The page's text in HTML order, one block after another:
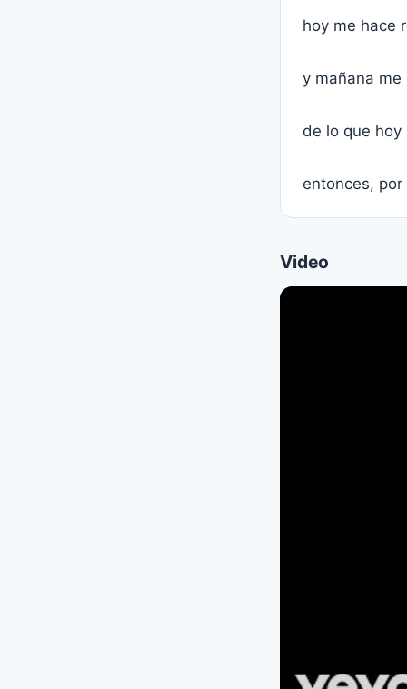
hoy me hace
y mañana me
de lo que
entonces,
Video